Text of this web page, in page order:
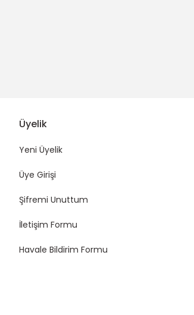
Üyelik
Yeni Üyelik
Üye Girişi
Şifremi Unuttum
İletişim Formu
Havale Bildirim Formu